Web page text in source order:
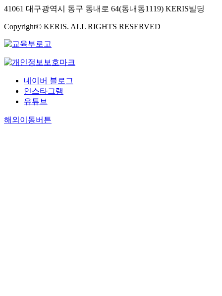
41061 대구광역시 동구 동내로 64(동내동1119) KERIS빌딩
Copyright© KERIS. ALL RIGHTS RESERVED
네이버 블로그
인스타그램
유튜브
해외이동버튼